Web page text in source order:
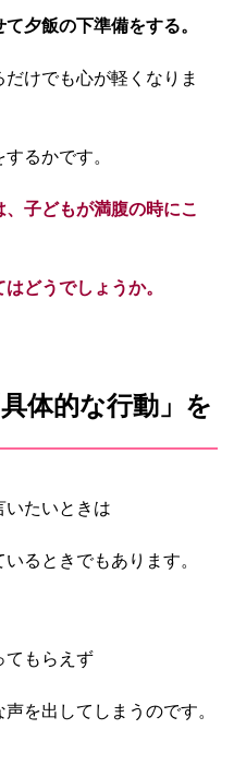
夕飯の下準備をする。
けでも心が軽くなりま
るかです。
子どもが満腹の時にこ
どうでしょうか。
体的な行動」を
いたいときは
るときでもあります。
てもらえず
を出してしまうのです。